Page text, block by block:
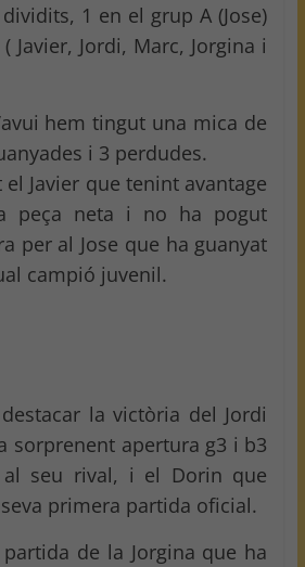
1 en el grup A (Jose)
Javier, Jordi, Marc, Jorgina i
hem tingut una mica de
i 3 perdudes.
el Javier que tenint avantage
peça neta i no ha pogut
per al Jose que ha guanyat
campió juvenil.
la victòria del Jordi
sorprenent apertura g3 i b3
al seu rival, i el Dorin que
primera partida oficial.
de la Jorgina que ha